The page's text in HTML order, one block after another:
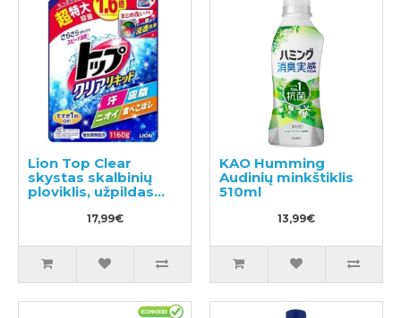
Lion Top Clear
skystas skalbinių
ploviklis, užpildas
17,99€
KAO Humming
Audinių minkštiklis
510ml
13,99€